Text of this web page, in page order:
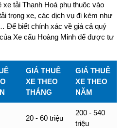
tải Thạnh Hoá phụ thuộc vào
trọng xe, các dịch vụ đi kèm như
Để biết chính xác về giá cả quý
Xe cẩu Hoàng Minh để được tư
GIÁ THUÊ
XE THEO
THÁNG
GIÁ THUÊ
XE THEO
NĂM
20 - 60 triệu
200 - 540
triệu